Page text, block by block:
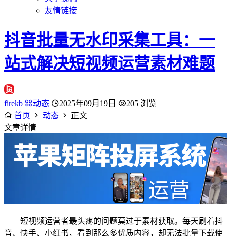
友情链接
抖音批量无水印采集工具：一
站式解决短视频运营素材难题
firekb 动态 2025年09月19日
205 浏览
首页
动态
正文
文章详情
短视频运营者最头疼的问题莫过于素材获取。每天刷着抖
音、快手、小红书，看到那么多优质内容，却无法批量下载使